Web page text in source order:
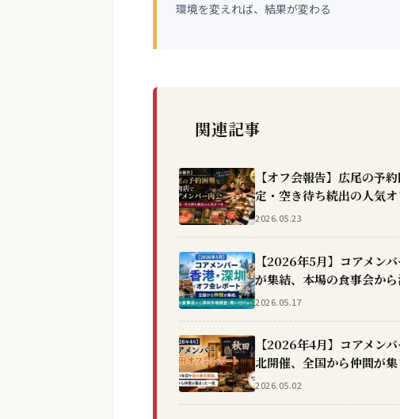
環境を変えれば、結果が変わる
関連記事
【オフ会報告】広尾の予
定・空き待ち続出の人気
2026.05.23
【2026年5月】コアメン
が集結、本場の食事会か
2026.05.17
【2026年4月】コアメン
北開催、全国から仲間が
2026.05.02